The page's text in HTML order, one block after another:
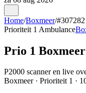
Home/Boxmeer/#307282
Prioriteit 1 Ambulance
Prio 1
P2000 scanner en live
Boxmeer · Prioriteit 1 ·